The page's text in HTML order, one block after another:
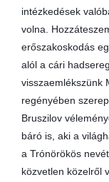
intézkedések
volna.
erőszakoskodás
alól a cári
visszaemlékszünk
regényében
Bruszilov
báró is, aki a
a Trónörökös
közvetlen közelről